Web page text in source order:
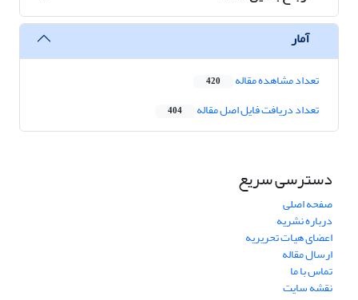
آمار
تعداد مشاهده مقاله 420
تعداد دریافت فایل اصل مقاله 404
دسترسی سریع
صفحه اصلی
درباره نشریه
اعضای هیات تحریریه
ارسال مقاله
تماس با ما
نقشه سایت